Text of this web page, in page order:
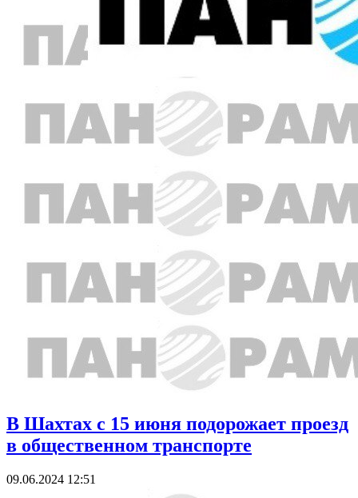
В Шахтах с 15 июня подорожает проезд
в общественном транспорте
09.06.2024 12:51